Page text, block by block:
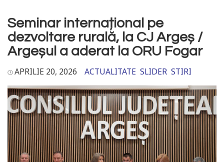
Seminar internațional pe
dezvoltare rurală, la CJ Argeș /
Argeșul a aderat la ORU Fogar
APRILIE 20, 2026 ACTUALITATE SLIDER STIRI